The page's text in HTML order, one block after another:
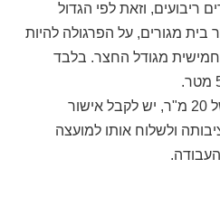
הגג או 10 מטרים ריבועים, וזאת לפי הגדול
מגורים, על הפרגולה להיות
עד חמישית מגודל החצר. בלבד
אם הפרגולה עולה על שטח של 20 מ"ר, יש לקבל אישור
ולשלוח אותו למועצה